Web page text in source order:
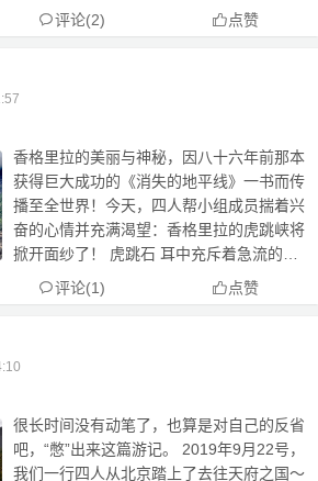
虑。私聊我去找攻略。打开微博 搜索云南
旅游攻略，跳出一篇软文，看完更心动了，
评论(2) 点赞
香格里拉的美丽与神秘，因八十六年前那本
获得巨大成功的《消失的地平线》一书而传
播至全世界！今天，四人帮小组成员揣着兴
奋的心情并充满渴望：香格里拉的虎跳峡将
掀开面纱了！ 虎跳石 耳中充斥着急流的咆
哮，感觉和虎啸并无二致！ 鬼斧神工！真
正的大气魄！时空都在颤栗！ 就在众人慨
评论(1) 点赞
很长时间没有动笔了，也算是对自己的反省
吧，“憋”出来这篇游记。 2019年9月22号，
我们一行四人从北京踏上了去往天府之国～